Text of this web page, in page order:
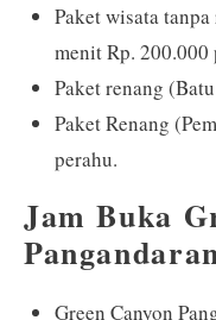
Paket wisata
menit Rp. 200.000
Paket renang
Paket Renang
perahu.
Jam Buka
Green Canyon